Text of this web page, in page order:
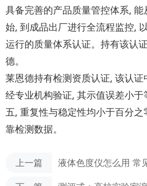
具备完善的产品质量管控体系,
始, 到成品出厂进行全流程监控,
运行的质量体系认证。持有该认
德。
莱恩德持有检测资质认证, 该认
经专业机构验证, 其示值误差小于
五, 重复性与稳定性均小于百分
靠检测数据。
上一篇 液体色度仪怎么用 常